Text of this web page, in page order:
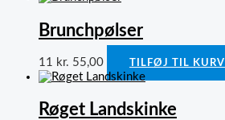
Brunchpølser
11 kr. 55,00 TILFØJ TIL KURV
Røget Landskinke